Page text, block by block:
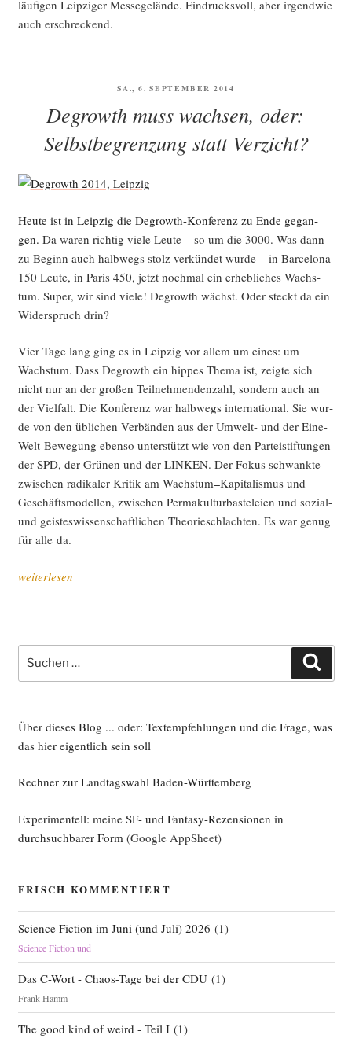
läu­fi­gen Leip­zi­ger Mes­se­ge­län­de. Ein­drucks­voll, aber irgend­wie
auch erschreckend.
VERÖFFENTLICHT
SA., 6. SEPTEMBER 2014
Degrowth muss wachsen, oder:
Selbstbegrenzung statt Verzicht?
Heu­te ist in Leip­zig die Degrowth-Kon­fe­renz zu Ende gegan­
gen. Da waren rich­tig vie­le Leu­te – so um die 3000. Was dann
zu Beginn auch halb­wegs stolz ver­kün­det wur­de – in Bar­ce­lo­na
150 Leu­te, in Paris 450, jetzt noch­mal ein erheb­li­ches Wachs­
tum. Super, wir sind vie­le! Degrowth wächst. Oder steckt da ein
Wider­spruch drin?
Vier Tage lang ging es in Leip­zig vor allem um eines: um
Wachs­tum. Dass Degrowth ein hip­pes The­ma ist, zeig­te sich
nicht nur an der gro­ßen Teil­neh­men­den­zahl, son­dern auch an
der Viel­falt. Die Kon­fe­renz war halb­wegs inter­na­tio­nal. Sie wur­
de von den übli­chen Ver­bän­den aus der Umwelt- und der Eine-
Welt-Bewe­gung eben­so unter­stützt wie von den Par­tei­stif­tun­gen
der SPD, der Grü­nen und der LINKEN. Der Fokus schwank­te
zwi­schen radi­ka­ler Kri­tik am Wachstum=Kapitalismus und
Geschäfts­mo­del­len, zwi­schen Per­ma­kul­tur­bas­te­lei­en und sozi­al-
und geis­tes­wis­sen­schaft­li­chen Theo­rie­schlach­ten. Es war genug
für alle da.
„Degrowth
oder:
Selbst­
zung
statt
zicht?“
weiterlesen
Suche
nach:
Über dieses Blog ... oder: Textempfehlungen und die Frage, was
das hier eigentlich sein soll
Rechner zur Landtagswahl Baden-Württemberg
Experimentell: meine SF- und Fantasy-Rezensionen in
durchsuchbarer Form (Google AppSheet)
FRISCH KOMMENTIERT
Science Fiction im Juni (und Juli) 2026 (1)
Science Fiction und
Das C-Wort - Chaos-Tage bei der CDU(1)
Frank Hamm
The good kind of weird - Teil I(1)